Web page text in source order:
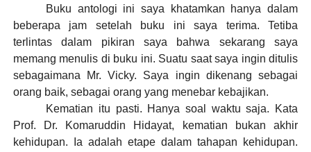
Buku antologi ini saya khatamkan hanya dalam
beberapa jam setelah buku ini saya terima. Tetiba
terlintas dalam pikiran saya bahwa sekarang saya
memang menulis di buku ini. Suatu saat saya ingin ditulis
sebagaimana Mr. Vicky. Saya ingin dikenang sebagai
orang baik, sebagai orang yang menebar kebajikan.
Kematian itu pasti. Hanya soal waktu saja. Kata
Prof. Dr. Komaruddin Hidayat, kematian bukan akhir
kehidupan. Ia adalah etape dalam tahapan kehidupan.